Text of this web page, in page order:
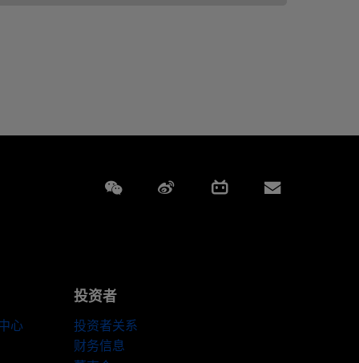
Weixin Weibo Bilibili
心
投资者
投资者关系
财务信息